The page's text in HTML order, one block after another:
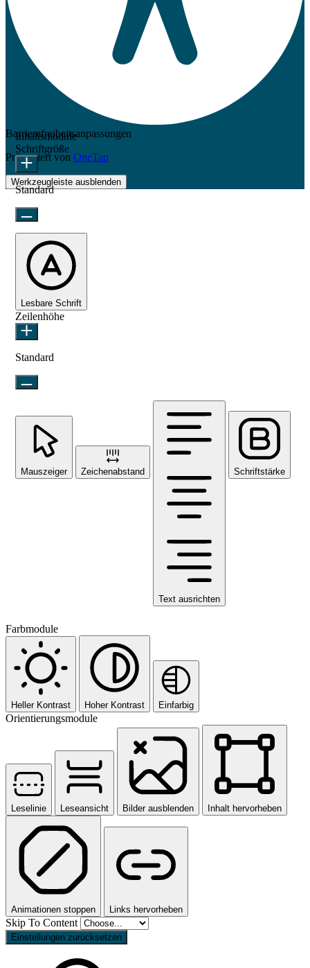
Barrierefreiheitsanpassungen
Präsentiert von OneTap
Werkzeugleiste ausblenden
Inhaltsmodule
Schriftgröße
Standard
Lesbare Schrift
Zeilenhöhe
Standard
Mauszeiger Zeichenabstand
Text ausrichten
Schriftstärke
Farbmodule
Heller Kontrast Hoher Kontrast Einfarbig
Orientierungsmodule
Leselinie Leseansicht Bilder ausblenden Inhalt hervorheben
Animationen stoppen Links hervorheben
Skip To Content
Einstellungen zurücksetzen